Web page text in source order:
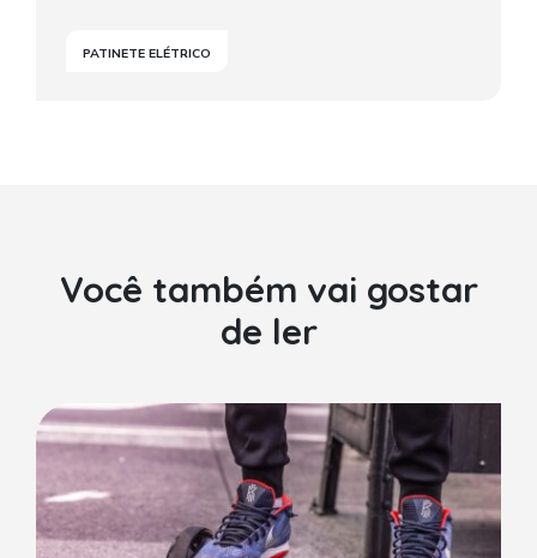
PATINETE ELÉTRICO
Você também vai gostar
de ler